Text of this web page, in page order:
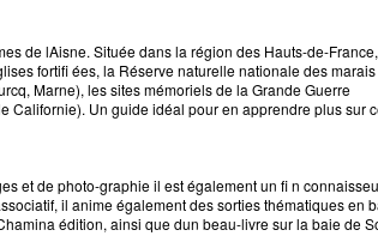
de lAisne. Située dans la région des Hauts-de-
fortifi ées, la Réserve naturelle nationale des
Marne), les sites mémoriels de la Grande Guerre
Californie). Un guide idéal pour en apprendre plus sur
et de photo-graphie il est également un fi n
il anime également des sorties thématiques en
édition, ainsi que dun beau-livre sur la baie de